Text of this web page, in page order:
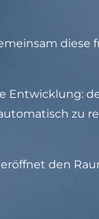
diese
Entwicklung:
zu
den